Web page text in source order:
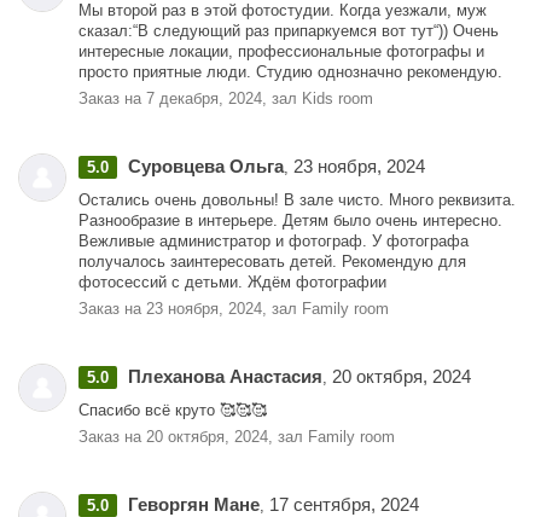
Мы второй раз в этой фотостудии. Когда уезжали, муж
сказал:“В следующий раз припаркуемся вот тут“)) Очень
интересные локации, профессиональные фотографы и
просто приятные люди. Студию однозначно рекомендую.
Заказ на 7 декабря, 2024, зал Kids room
5.0 Суровцева Ольга, 23 ноября, 2024
Остались очень довольны! В зале чисто. Много реквизита.
Разнообразие в интерьере. Детям было очень интересно.
Вежливые администратор и фотограф. У фотографа
получалось заинтересовать детей. Рекомендую для
фотосессий с детьми. Ждём фотографии
Заказ на 23 ноября, 2024, зал Family room
5.0 Плеханова Анастасия, 20 октября, 2024
Спасибо всё круто 🥰🥰🥰
Заказ на 20 октября, 2024, зал Family room
5.0 Геворгян Мане, 17 сентября, 2024